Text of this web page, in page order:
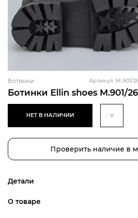
Ботинки Ellin shoes M.901/
Ботинки Артикул: M.901/
НЕТ В НАЛИЧИИ
Проверить наличие в
Детали
О товаре